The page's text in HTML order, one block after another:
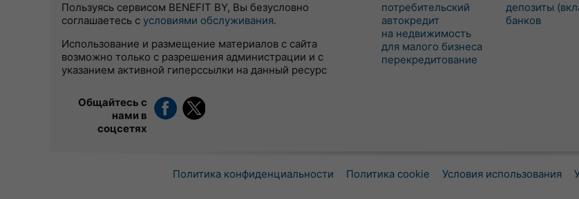
потребительский
автокредит
на недвижимость
для малого бизнеса
перекредитование
депозиты
банков
Пользуясь сервисом BENEFIT BY, Вы безусловно
соглашаетесь с условиями обслуживания.
Использование и размещение материалов с сайта
возможно только с разрешения администрации и с
указанием активной гиперссылки на данный ресурс
Общайтесь с
нами в
соцсетях
Политика конфиденциальности Политика cookie Условия использования